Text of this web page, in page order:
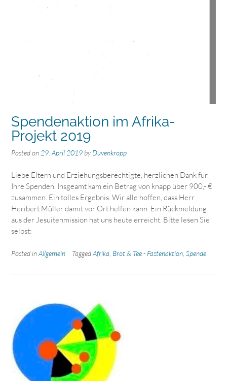
Spendenaktion im Afrika-
Projekt 2019
Posted on 29. April 2019 byDuvenkropp
Liebe Eltern und Erziehungsberechtigte, herzlichen Dank für
Ihre Spenden. Insgeamt kam ein Betrag von knapp über 900,- €
zusammen. Ein tolles Ergebnis. Wir alle hoffen, dass Herr
Heribert Müller damit vor Ort helfen kann. Ein Rückmeldung
aus der Jesuitenmission hat uns heute erreicht. Bitte lesen Sie
selbst:
Posted inAllgemein TaggedAfrika Brot & Tee - Fastenaktion Spende